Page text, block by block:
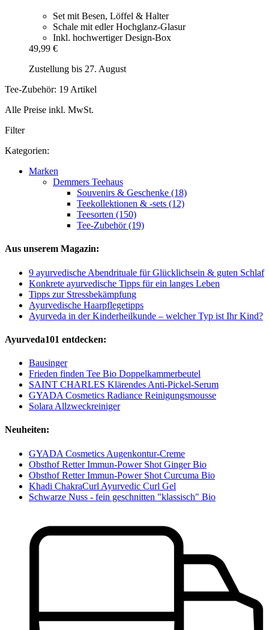
Set mit Besen, Löffel & Halter
Schale mit edler Hochglanz-Glasur
Inkl. hochwertiger Design-Box
49,99 €
Zustellung bis 27. August
Tee-Zubehör: 19 Artikel
Alle Preise inkl. MwSt.
Filter
Kategorien:
Marken
Demmers Teehaus
Souvenirs & Geschenke (18)
Teekollektionen & -sets (12)
Teesorten (150)
Tee-Zubehör (19)
Aus unserem Magazin:
9 ayurvedische Abendrituale für Glücklichsein & guten Schlaf
Konkrete ayurvedische Tipps für ein langes Leben
Tipps zur Stressbekämpfung
Ayurvedische Haarpflegetipps
Ayurveda in der Kinderheilkunde – welcher Typ ist Ihr Kind?
Ayurveda101 entdecken:
Bausinger
Frieden finden Tee Bio Doppelkammerbeutel
SAINT CHARLES Klärendes Anti-Pickel-Serum
GYADA Cosmetics Radiance Reinigungsmousse
Solara Allzweckreiniger
Neuheiten:
GYADA Cosmetics Augenkontur-Creme
Obsthof Retter Immun-Power Shot Ginger Bio
Obsthof Retter Immun-Power Shot Curcuma Bio
Khadi ChakraCurl Ayurvedic Curl Gel
Schwarze Nuss - fein geschnitten "klassisch" Bio